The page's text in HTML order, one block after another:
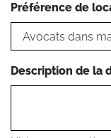
Préférence de
Description de la